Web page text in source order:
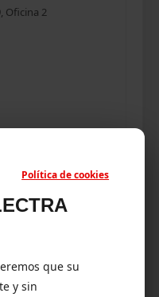
Oficina 2
Política de cookies
que su
y sin